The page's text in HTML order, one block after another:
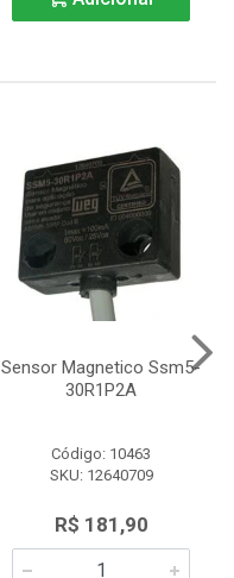
Sensor Magnetico Ssm5-
30R1P2A
Código: 10463
SKU: 12640709
R$ 181,90